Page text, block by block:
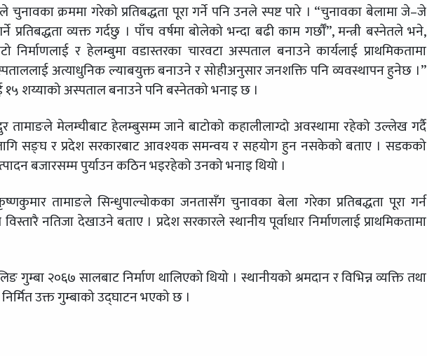
क्रममा गरेको प्रतिबद्धता पूरा गर्ने पनि उनले स्पष्ट पारे । “चुनावका बेलामा जे–जे
प्रतिबद्धता व्यक्त गर्दछु । पाँच वर्षमा बोलेको भन्दा बढी काम गर्छौँ”, मन्त्री बस्नेतले भने,
निर्माणलाई र हेलम्बुमा वडास्तरका चारवटा अस्पताल बनाउने कार्यलाई प्राथमिकतामा
अत्याधुनिक ल्याबयुक्त बनाउने र सोहीअनुसार जनशक्ति पनि व्यवस्थापन हुनेछ ।”
शय्याको अस्पताल बनाउने पनि बस्नेतको भनाइ छ ।
तामाङले मेलम्चीबाट हेलम्बुसम्म जाने बाटोको कहालीलाग्दो अवस्थामा रहेको उल्लेख गर्दै
सङ्घ र प्रदेश सरकारबाट आवश्यक समन्वय र सहयोग हुन नसकेको बताए । सडकको
बजारसम्म पुर्याउन कठिन भइरहेको उनको भनाइ थियो ।
तामाङले सिन्धुपाल्चोकका जनतासँग चुनावका बेला गरेका प्रतिबद्धता पूरा गर्न
नतिजा देखाउने बताए । प्रदेश सरकारले स्थानीय पूर्वाधार निर्माणलाई प्राथमिकतामा
२०६७ सालबाट निर्माण थालिएको थियो । स्थानीयको श्रमदान र विभिन्न व्यक्ति तथा
उक्त गुम्बाको उद्घाटन भएको छ ।